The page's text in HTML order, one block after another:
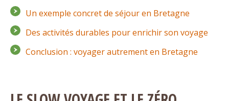
Un exemple concret de séjour en Bretagne
Des activités durables pour enrichir son voyage
Conclusion : voyager autrement en Bretagne